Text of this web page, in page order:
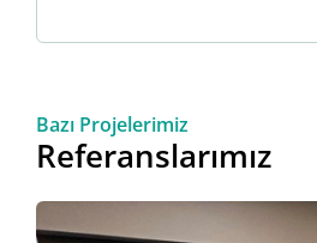
Bazı Projelerimiz
Referanslarımız